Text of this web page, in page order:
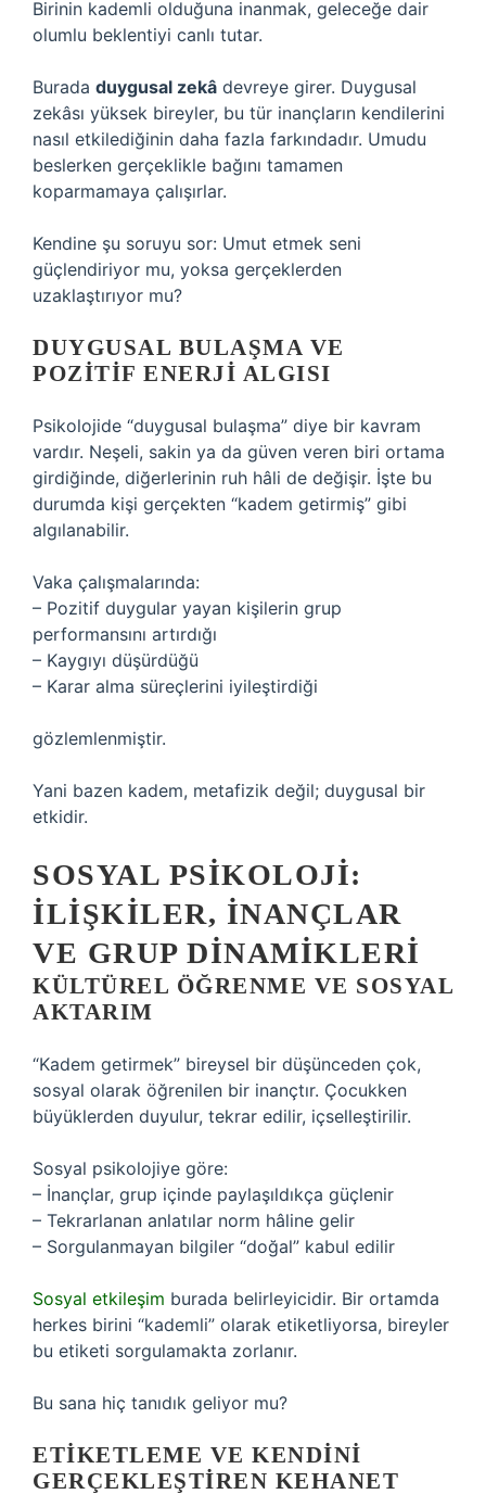
Birinin kademli olduğuna inanmak, geleceğe dair
olumlu beklentiyi canlı tutar.
Burada duygusal zekâ devreye girer. Duygusal
zekâsı yüksek bireyler, bu tür inançların kendilerini
nasıl etkilediğinin daha fazla farkındadır. Umudu
beslerken gerçeklikle bağını tamamen
koparmamaya çalışırlar.
Kendine şu soruyu sor: Umut etmek seni
güçlendiriyor mu, yoksa gerçeklerden
uzaklaştırıyor mu?
DUYGUSAL BULAŞMA VE
POZITIF ENERJI ALGISI
Psikolojide “duygusal bulaşma” diye bir kavram
vardır. Neşeli, sakin ya da güven veren biri ortama
girdiğinde, diğerlerinin ruh hâli de değişir. İşte bu
durumda kişi gerçekten “kadem getirmiş” gibi
algılanabilir.
Vaka çalışmalarında:
– Pozitif duygular yayan kişilerin grup
performansını artırdığı
– Kaygıyı düşürdüğü
– Karar alma süreçlerini iyileştirdiği
gözlemlenmiştir.
Yani bazen kadem, metafizik değil; duygusal bir
etkidir.
SOSYAL PSIKOLOJI:
İLIŞKILER, İNANÇLAR
VE GRUP DINAMIKLERI
KÜLTÜREL ÖĞRENME VE SOSYAL
AKTARIM
“Kadem getirmek” bireysel bir düşünceden çok,
sosyal olarak öğrenilen bir inançtır. Çocukken
büyüklerden duyulur, tekrar edilir, içselleştirilir.
Sosyal psikolojiye göre:
– İnançlar, grup içinde paylaşıldıkça güçlenir
– Tekrarlanan anlatılar norm hâline gelir
– Sorgulanmayan bilgiler “doğal” kabul edilir
Sosyal etkileşim burada belirleyicidir. Bir ortamda
herkes birini “kademli” olarak etiketliyorsa, bireyler
bu etiketi sorgulamakta zorlanır.
Bu sana hiç tanıdık geliyor mu?
ETIKETLEME VE KENDINI
GERÇEKLEŞTIREN KEHANET